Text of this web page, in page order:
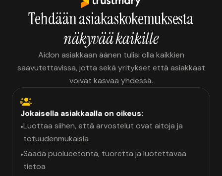
Tehdään asiakaskokemuksesta
näkyvää kaikille
Aidon asiakkaan äänen tulisi olla kaikkien
saavutettavissa, jotta sekä yritykset että asiakkaat
voivat kasvaa yhdessä.
Jokaisella asiakkaalla on oikeus:
•Luottaa siihen, että arvostelut ovat aitoja ja
totuudenmukaisia
•Saada puolueetonta, tuoretta ja luotettavaa
tietoa